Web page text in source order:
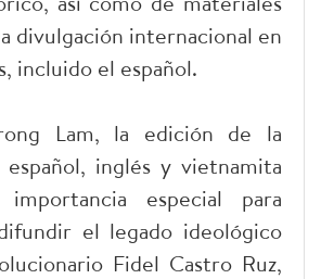
divulgación internacional en
incluido el español.
Lam, la edición de la
inglés y vietnamita
especial para
el legado ideológico
Fidel Castro Ruz,